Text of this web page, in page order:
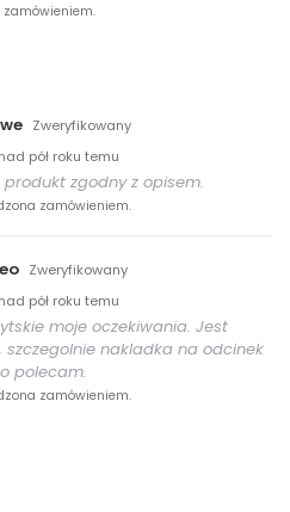
zamówieniem.
Zweryfikowany
pół roku temu
zgodny z opisem.
zamówieniem.
Zweryfikowany
pół roku temu
moje oczekiwania. Jest
nakladka na odcinek
polecam.
zamówieniem.